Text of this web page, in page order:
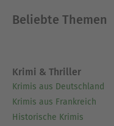
Beliebte Themen
Krimi & Thriller
Krimis aus Deutschland
Krimis aus Frankreich
Historische Krimis